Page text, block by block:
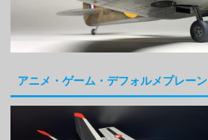
アニメ・ゲーム・デフォルメプレーン